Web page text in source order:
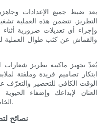
بعد ضبط جميع الإعدادات
التطريز. تتضمن هذه العملية
وإجراء أي تعديلات ضرورية أثناء
والقماش عن كثب طوال
يُعدّ تجهيز ماكينة تطريز
ابتكار تصاميم فريدة وملفتة
الوقت الكافي للتحضير والتعرّف
العنان لإبداعك وإضفاء
الخاصة بك بتطريز احترافي عالي الجودة.
- نصائح